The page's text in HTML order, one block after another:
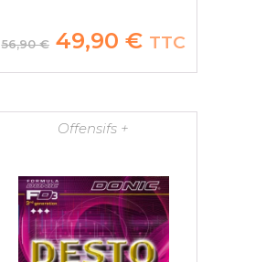
56,90€ Le
prix
était :
49,90 €Le
prix
est :
TTC
Offensifs +